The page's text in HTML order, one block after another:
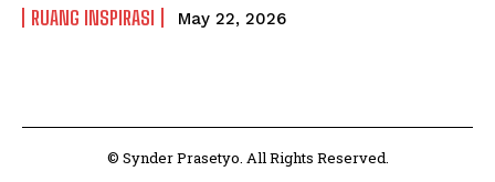
RUANG INSPIRASI May 22, 2026
© Synder Prasetyo. All Rights Reserved.